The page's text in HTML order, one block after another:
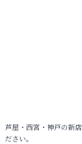
芦屋・西宮・神戸の新
ださい。